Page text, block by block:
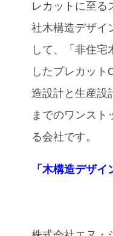
レカットに至る
社木構造デザイ
して、「⾮住
したプレカッ
造設計と⽣産設
までのワンス
る会社です。
「木構造デザ